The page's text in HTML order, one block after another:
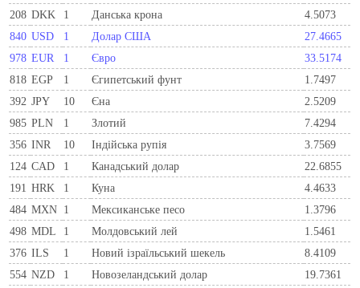
208 DKK 1 Данська крона
4.5073
840 USD 1 Долар США
27.4665
978 EUR 1 Євро
33.5174
818 EGP 1 Єгипетський фунт
1.7497
392 JPY 10 Єна
2.5209
985 PLN 1 Злотий
7.4294
356 INR 10 Індійська рупія
3.7569
124 CAD 1 Канадський долар
22.6855
191 HRK 1 Куна
4.4633
484 MXN 1 Мексиканське песо
1.3796
498 MDL 1 Молдовський лей
1.5461
376 ILS 1 Новий ізраїльський шекель
8.4109
554 NZD 1 Новозеландський долар
19.7361